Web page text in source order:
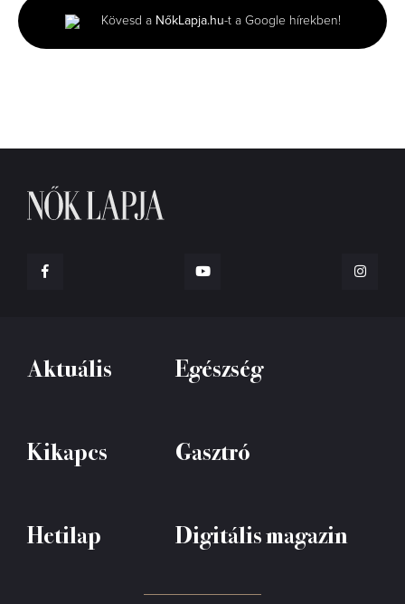
minutes,
8
seconds
Kövesd a NőkLapja.hu-t a Google hírekben!
Aktuális Egészség
Kikapcs Gasztró
Hetilap Digitális magazin